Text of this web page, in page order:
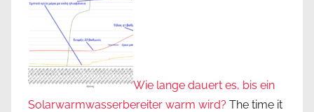
Wie lange dauert es, bis ein
Solarwarmwasserbereiter warm wird? The time it